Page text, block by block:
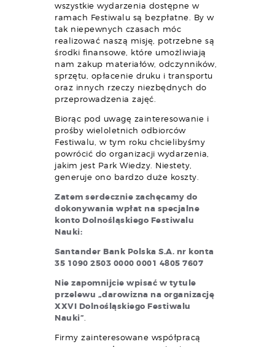
wszystkie wydarzenia dostępne w
ramach Festiwalu są bezpłatne. By w
tak niepewnych czasach móc
realizować naszą misję, potrzebne są
środki finansowe, które umożliwiają
nam zakup materiałów, odczynników,
sprzętu, opłacenie druku i transportu
oraz innych rzeczy niezbędnych do
przeprowadzenia zajęć.
Biorąc pod uwagę zainteresowanie i
prośby wieloletnich odbiorców
Festiwalu, w tym roku chcielibyśmy
powrócić do organizacji wydarzenia,
jakim jest Park Wiedzy. Niestety,
generuje ono bardzo duże koszty.
Zatem serdecznie zachęcamy do
dokonywania wpłat na specjalne
konto Dolnośląskiego Festiwalu
Nauki:
Santander Bank Polska S.A. nr konta
35 1090 2503 0000 0001 4805 7607
Nie zapomnijcie wpisać w tytule
przelewu „darowizna na organizację
XXVI Dolnośląskiego Festiwalu
Nauki”.
Firmy zainteresowane współpracą